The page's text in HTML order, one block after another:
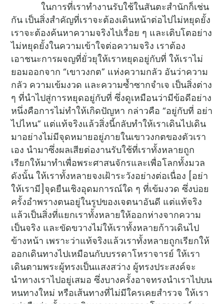
ในการที่เราทำงานรับใช้ในสันตะสำนักก็เช่น
กัน เป็นสิ่งสำคัญที่เราจะต้องเดินหน้าต่อไปไม่หยุดยั้ง
เราจะต้องค้นหาความจริงไปเรื่อย ๆ และเติบโตอย่าง
ไม่หยุดยั้งในความเข้าใจต่อความจริง เราต้อง
เอาชนะการผจญที่ยั่วยุให้เราหยุดอยู่กับที่ ให้เราไม่
ยอมออกจาก “เขาวงกต” แห่งความกลัว อันว่าความ
กลัว ความเข้มงวด และความซ้ำซากจำเจ เป็นสิ่งต่าง
ๆ ที่นำไปสู่การหยุดอยู่กับที่ ซึ่งดูเหมือนว่ามีข้อดีอย่าง
หนึ่งคือการไม่ทำให้เกิดปัญหา กล่าวคือ “อยู่กับที่ อย่า
ไปไหน” แต่แท้จริงแล้วสิ่งนี้กลับทำให้เราเดินไปเดิน
มาอย่างไม่มีจุดหมายอยู่ภายในเขาวงกตของตัวเรา
เอง นำมาซึ่งผลเสียต่องานรับใช้ที่เราทั้งหลายถูก
เรียกให้มาทำเพื่อพระศาสนจักรและเพื่อโลกทั้งมวล
ดังนั้น ให้เราทั้งหลายจงเฝ้าระวังอย่างต่อเนื่อง [อย่า
ให้เรามี]จุดยืนเชิงอุดมการณ์ใด ๆ ที่เข้มงวด ซึ่งบ่อย
ครั้งอำพรางตนอยู่ในรูปของเจตนาอันดี แต่แท้จริง
แล้วเป็นสิ่งที่แยกเราทั้งหลายให้ออกห่างจากความ
เป็นจริง และขัดขวางไม่ให้เราทั้งหลายก้าวเดินไป
ข้างหน้า เพราะว่าแท้จริงแล้วเราทั้งหลายถูกเรียกให้
ออกเดินทางไปเหมือนกับบรรดาโหราจารย์ ให้เรา
เดินตามพระผู้ทรงเป็นแสงสว่าง ผู้ทรงประสงค์จะ
นำทางเราไปอยู่เสมอ ซึ่งบางครั้งอาจทรงนำเราไปบน
หนทางใหม่ หรือเส้นทางที่ไม่มีใครเคยสำรวจ ให้เรา